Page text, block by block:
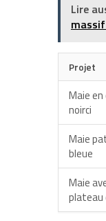
Lire
Projet
Maie en
noirci
Maie
bleue
Maie
plateau